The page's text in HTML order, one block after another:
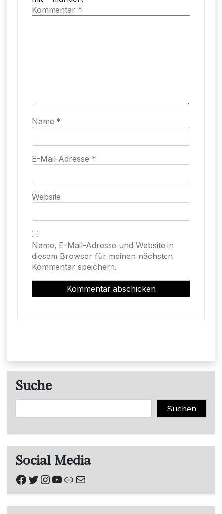
Kommentar *
Name *
E-Mail-Adresse *
Website
Name, E-Mail-Adresse und Website in
diesem Browser für meinen nächsten
Kommentar speichern.
Suche
Suchen Suchen
Social Media
Facebook
Twitter
Instagram
YouTube
Link
E-Mail